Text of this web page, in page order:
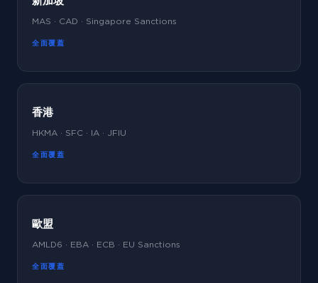
MAS · CAD · Singapore Sanctions
全面覆蓋
香港
HKMA · SFC · IA · JFIU
全面覆蓋
歐盟
AMLD6 · EBA · ECB · EU Sanctions
全面覆蓋